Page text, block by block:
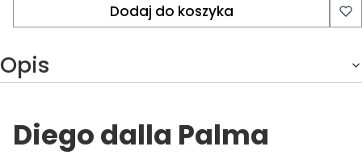
Dodaj do koszyka
Opis
Diego dalla Palma